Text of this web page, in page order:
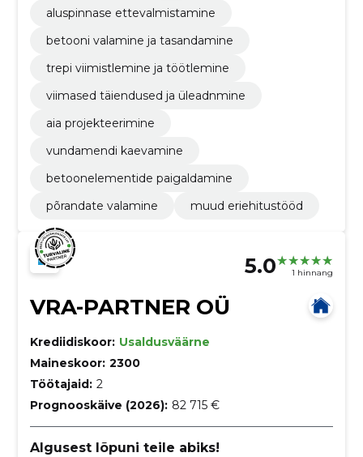
aluspinnase ettevalmistamine
betooni valamine ja tasandamine
trepi viimistlemine ja töötlemine
viimased täiendused ja üleadnmine
aia projekteerimine
vundamendi kaevamine
betoonelementide paigaldamine
põrandate valamine
muud eriehitustööd
5.0 1 hinnang
VRA-PARTNER OÜ
Krediidiskoor: Usaldusväärne
Maineskoor: 2300
Töötajaid: 2
Prognooskäive (2026): 82 715 €
Algusest lõpuni teile abiks!